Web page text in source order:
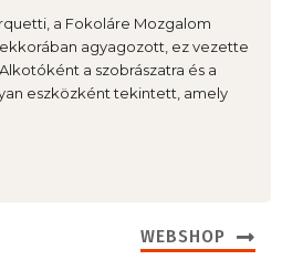
a Fokoláre Mozgalom
agyagozott, ez vezette
a szobrászatra és a
eszközként tekintett, amely
WEBSHOP